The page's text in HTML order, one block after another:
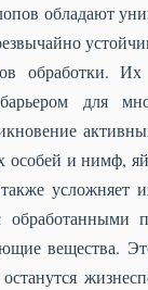
обладают
обработки.
для
особей и нимф,
усложняет
обработанными
вещества.